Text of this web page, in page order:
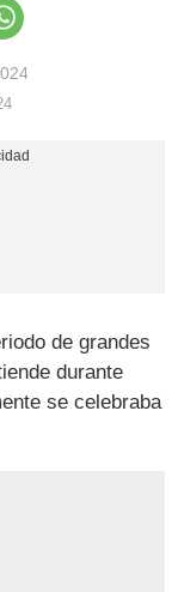
de grandes
durante
se celebraba